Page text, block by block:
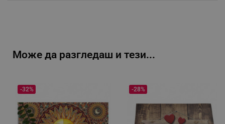
Може да разгледаш и тези...
-32% -28%